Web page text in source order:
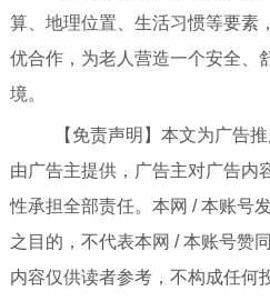
算、地理位置、生活习惯等要素
优合作，为老人营造一个安全、
境。
【免责声明】本文为广告推
由广告主提供，广告主对广告内
性承担全部责任。本网 / 本账号
之目的，不代表本网 / 本账号赞
内容仅供读者参考，不构成任何